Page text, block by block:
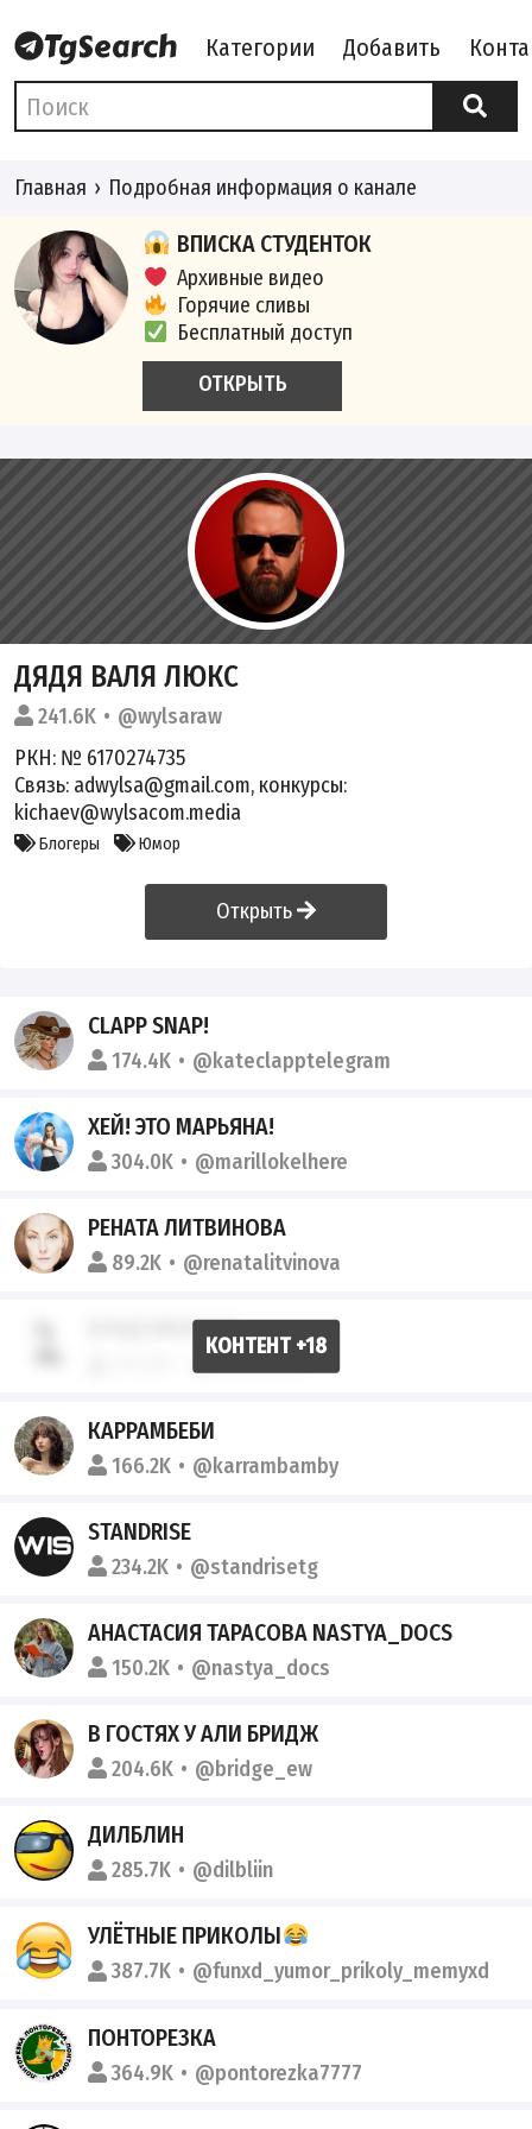
Категории Добавить
Главная Подробная информация о канале
ВПИСКА СТУДЕНТОК
Архивные видео
Горячие сливы
Бесплатный доступ
ОТКРЫТЬ
ДЯДЯ ВАЛЯ ЛЮКС
241.6K
@wylsaraw
РКН: № 6170274735
Связь: adwylsa@gmail.com, конкурсы:
kichaev@wylsacom.media
Блогеры Юмор
Открыть
CLAPP SNAP!
174.4K @kateclapptelegram
ХЕЙ! ЭТО МАРЬЯНА!
304.0K @marillokelhere
РЕНАТА ЛИТВИНОВА
89.2K @renatalitvinova
БЛАДСИКЕР 2.0
@bioodsiker
КАРРАМБЕБИ
166.2K @karrambamby
STANDRISE
234.2K @standrisetg
АНАСТАСИЯ ТАРАСОВА NASTYA_DOCS
150.2K @nastya_docs
В ГОСТЯХ У АЛИ БРИДЖ
204.6K @bridge_ew
ДИЛБЛИН
285.7K @dilbliin
УЛЁТНЫЕ ПРИКОЛЫ
387.7K @funxd_yumor_prikoly_memyxd
ПОНТОРЕЗКА
364.9K @pontorezka7777